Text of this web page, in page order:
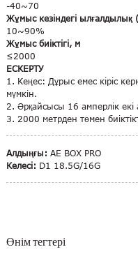
-40~70
Жұмыс кезіндегі
10~90%
Жұмыс биіктігі, м
≤2000
ЕСКЕРТУ
1. Кеңес: Дұрыс емес кіріс
мүмкін.
2. Әрқайсысы 16 амперлік
3. 2000 метрден төмен
Алдыңғы: AE BOX PRO
Келесі: D1 18.5G/16G
Өнім тегтері